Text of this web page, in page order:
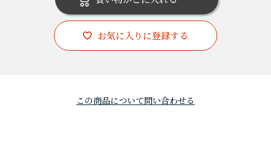
お気に入りに登録する
この商品について問い合わせる